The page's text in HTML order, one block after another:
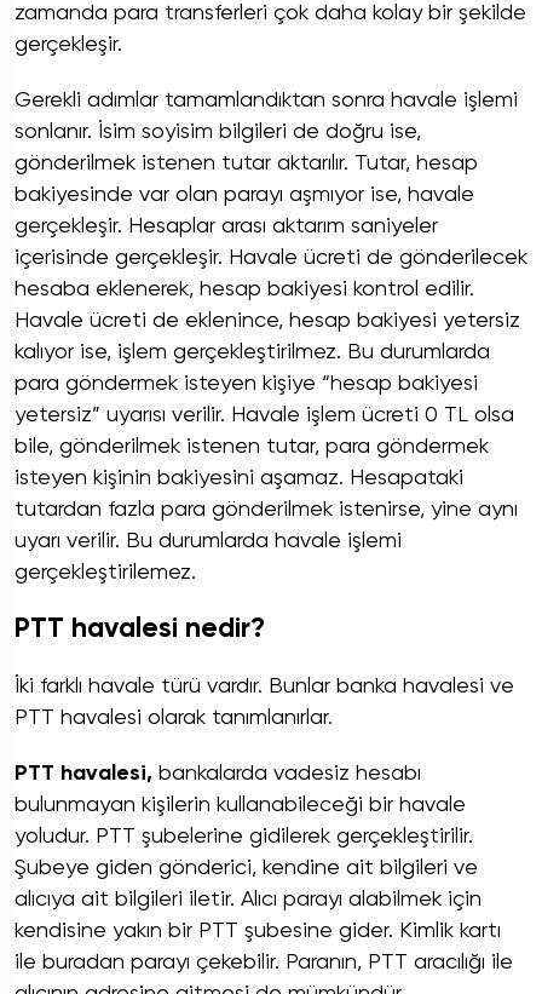
zamanda para transferleri çok daha kolay bir şekilde
gerçekleşir.
Gerekli adımlar tamamlandıktan sonra havale işlemi
sonlanır. İsim soyisim bilgileri de doğru ise,
gönderilmek istenen tutar aktarılır. Tutar, hesap
bakiyesinde var olan parayı aşmıyor ise, havale
gerçekleşir. Hesaplar arası aktarım saniyeler
içerisinde gerçekleşir. Havale ücreti de gönderilecek
hesaba eklenerek, hesap bakiyesi kontrol edilir.
Havale ücreti de eklenince, hesap bakiyesi yetersiz
kalıyor ise, işlem gerçekleştirilmez. Bu durumlarda
para göndermek isteyen kişiye “hesap bakiyesi
yetersiz” uyarısı verilir. Havale işlem ücreti 0 TL olsa
bile, gönderilmek istenen tutar, para göndermek
isteyen kişinin bakiyesini aşamaz. Hesapataki
tutardan fazla para gönderilmek istenirse, yine aynı
uyarı verilir. Bu durumlarda havale işlemi
gerçekleştirilemez.
PTT havalesi nedir?
İki farklı havale türü vardır. Bunlar banka havalesi ve
PTT havalesi olarak tanımlanırlar.
PTT havalesi, bankalarda vadesiz hesabı
bulunmayan kişilerin kullanabileceği bir havale
yoludur. PTT şubelerine gidilerek gerçekleştirilir.
Şubeye giden gönderici, kendine ait bilgileri ve
alıcıya ait bilgileri iletir. Alıcı parayı alabilmek için
kendisine yakın bir PTT şubesine gider. Kimlik kartı
ile buradan parayı çekebilir. Paranın, PTT aracılığı ile